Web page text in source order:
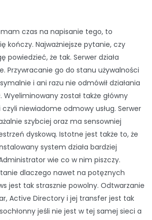
czas na napisanie tego, to
kończy. Najważniejsze pytanie, czy
powiedzieć, że tak. Serwer działa
Przywracanie go do stanu używalności
i ani razu nie odmówił działania
Wyeliminowany został także główny
niewiadome odmowy usług. Serwer
szybciej oraz ma sensowniej
dyskową. Istotne jest także to, że
system działa bardziej
wie co w nim piszczy.
dlaczego nawet na potęznych
jest tak strasznie powolny. Odtwarzanie
Active Directory i jej transfer jest tak
jeśli nie jest w tej samej sieci a